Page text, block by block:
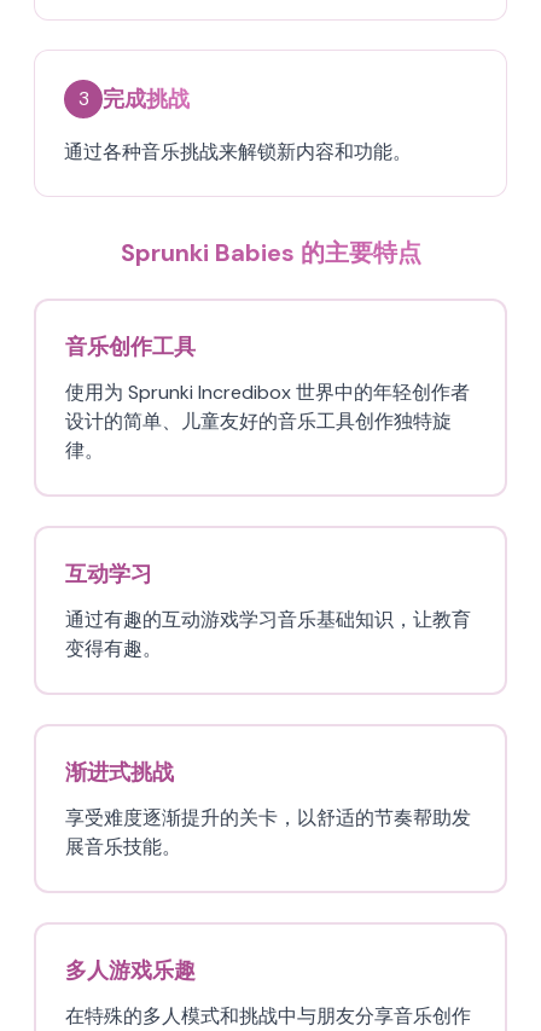
3 完成挑战
通过各种音乐挑战来解锁新内容和功能。
Sprunki Babies 的主要特点
音乐创作工具
使用为 Sprunki Incredibox 世界中的年轻创作者
设计的简单、儿童友好的音乐工具创作独特旋
律。
互动学习
通过有趣的互动游戏学习音乐基础知识，让教育
变得有趣。
渐进式挑战
享受难度逐渐提升的关卡，以舒适的节奏帮助发
展音乐技能。
多人游戏乐趣
在特殊的多人模式和挑战中与朋友分享音乐创作